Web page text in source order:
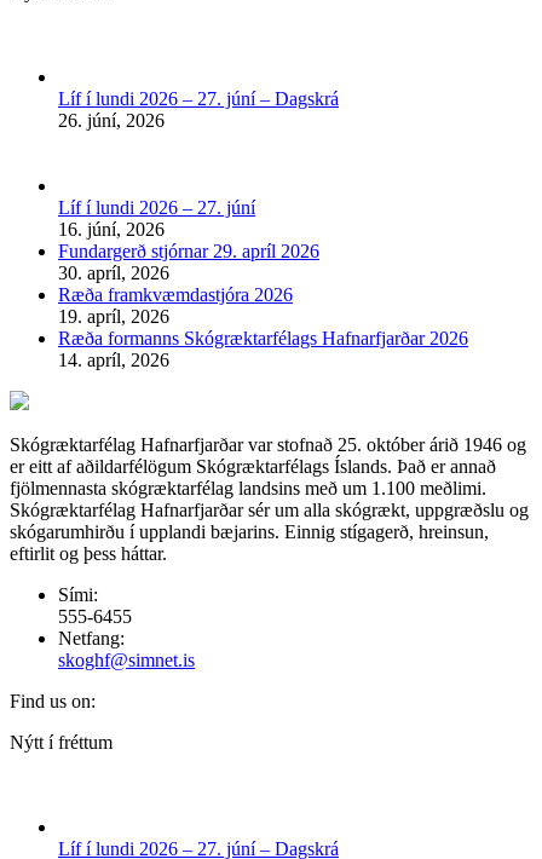
Líf í lundi 2026 – 27. júní – Dagskrá
26. júní, 2026
Líf í lundi 2026 – 27. júní
16. júní, 2026
Fundargerð stjórnar 29. apríl 2026
30. apríl, 2026
Ræða framkvæmdastjóra 2026
19. apríl, 2026
Ræða formanns Skógræktarfélags Hafnarfjarðar 2026
14. apríl, 2026
Skógræktarfélag Hafnarfjarðar var stofnað 25. október árið 1946 og
er eitt af aðildarfélögum Skógræktarfélags Íslands. Það er annað
fjölmennasta skógræktarfélag landsins með um 1.100 meðlimi.
Skógræktarfélag Hafnarfjarðar sér um alla skógrækt, uppgræðslu og
skógarumhirðu í upplandi bæjarins. Einnig stígagerð, hreinsun,
eftirlit og þess háttar.
Sími:
555-6455
Netfang:
skoghf@simnet.is
Find us on:
Facebook
new
window
Nýtt í fréttum
Líf í lundi 2026 – 27. júní – Dagskrá